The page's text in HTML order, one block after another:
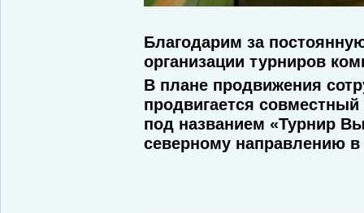
Благодарим за
организации турниров
В плане продвижения
продвигается
под названием «Турнир
северному направлению